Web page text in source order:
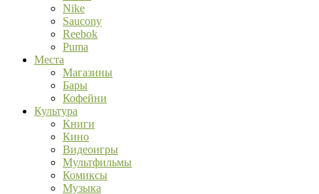
Nike
Saucony
Reebok
Puma
Места
Магазины
Бары
Кофейни
Культура
Книги
Кино
Видеоигры
Мультфильмы
Комиксы
Музыка